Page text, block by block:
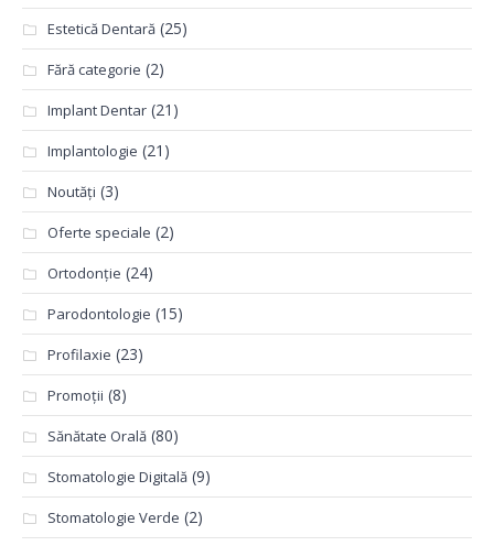
Estetică Dentară (25)
Fără categorie (2)
Implant Dentar (21)
Implantologie (21)
Noutăți (3)
Oferte speciale (2)
Ortodonție (24)
Parodontologie (15)
Profilaxie (23)
Promoții (8)
Sănătate Orală (80)
Stomatologie Digitală (9)
Stomatologie Verde (2)